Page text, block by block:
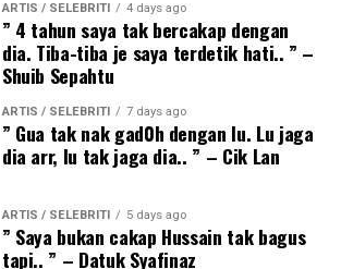
ARTIS / SELEBRITI 4 days ago
” 4 tahun saya tak bercakap dengan
dia. Tiba-tiba je saya terdetik hati.. ” –
Shuib Sepahtu
ARTIS / SELEBRITI 7 days ago
” Gua tak nak gad0h dengan lu. Lu jaga
dia arr, lu tak jaga dia.. ” – Cik Lan
ARTIS / SELEBRITI 5 days ago
” Saya bukan cakap Hussain tak bagus
tapi.. ” – Datuk Syafinaz